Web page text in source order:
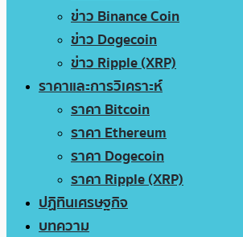
ข่าว Binance Coin
ข่าว Dogecoin
ข่าว Ripple (XRP)
ราคาและการวิเคราะห์
ราคา Bitcoin
ราคา Ethereum
ราคา Dogecoin
ราคา Ripple (XRP)
ปฏิทินเศรษฐกิจ
บทความ